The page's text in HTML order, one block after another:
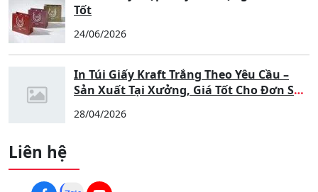
Tốt
24/06/2026
In Túi Giấy Kraft Trắng Theo Yêu Cầu –
Sản Xuất Tại Xưởng, Giá Tốt Cho Đơn Số
28/04/2026
Liên hệ